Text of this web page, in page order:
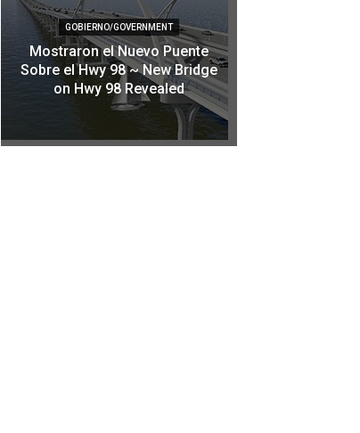
GOBIERNO/GOVERNMENT
Mostraron el Nuevo Puente
Sobre el Hwy 98 ~ New Bridge
on Hwy 98 Revealed